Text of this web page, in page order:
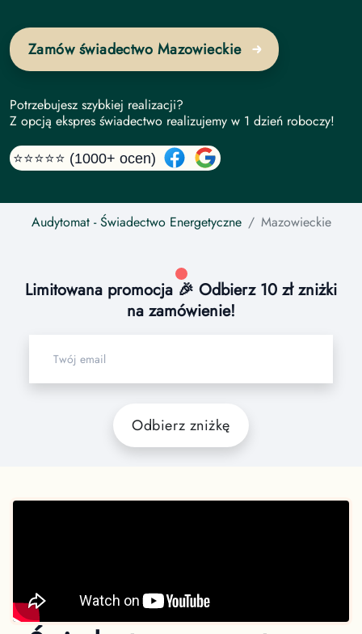
Zamów świadectwo Mazowieckie
Potrzebujesz szybkiej realizacji?
Z opcją ekspres świadectwo realizujemy w 1 dzień roboczy!
⭐⭐⭐⭐⭐ (1000+ ocen)
Audytomat- Świadectwo Energetyczne Mazowieckie
Limitowana promocja 🎉 Odbierz 10 zł zniżki
na zamówienie!
Odbierz zniżkę